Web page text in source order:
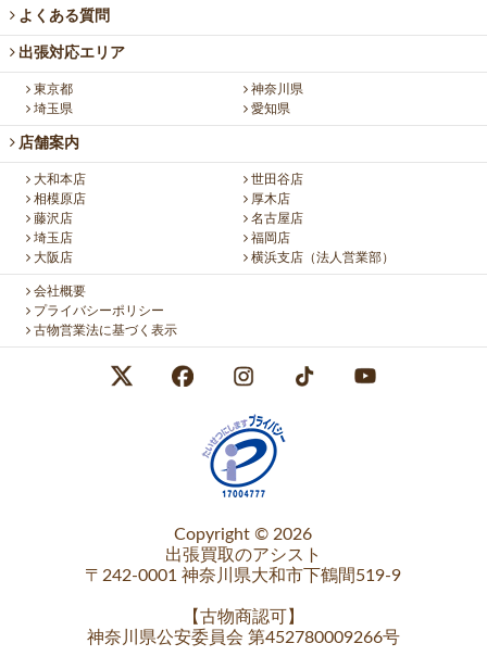
よくある質問
出張対応エリア
東京都
神奈川県
埼玉県
愛知県
店舗案内
大和本店
世田谷店
相模原店
厚木店
藤沢店
名古屋店
埼玉店
福岡店
大阪店
横浜支店（法人営業部）
会社概要
プライバシーポリシー
古物営業法に基づく表示
Copyright © 2026
出張買取のアシスト
〒242-0001 神奈川県大和市下鶴間519-9
【古物商認可
】
神奈川県公安委員会 第452780009266号